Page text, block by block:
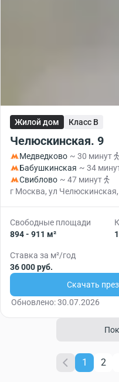
Жилой дом Класс B
Челюскинская. 9
Медведково ~ 30 минут
Бабушкинская ~ 34
Свиблово ~ 47 минут
г Москва, ул Челюскинская,
Свободные площади
894 - 911 м²
Ставка за м²/год
36 000 руб.
Скачать
Обновлено: 30.07.2026
1 2